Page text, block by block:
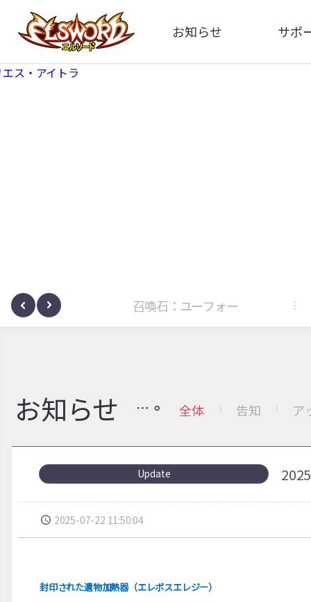
お知らせ
全体
サポ
サノヴァ 召喚石：ユーフォー
お知らせ 全体 告知 ア
Update
2025-07-22 11:50:04
封印された遺物加熱器（エレボスエレジー）